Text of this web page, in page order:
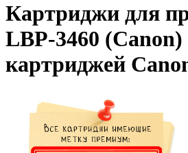
Картриджи для
LBP-3460 (Canon)
картриджей